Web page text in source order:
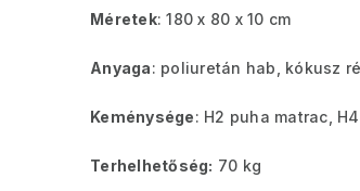
Méretek: 180 x 80 x 10 cm
Anyaga: poliuretán hab, kókusz
Keménysége: H2 puha matrac,
Terhelhetőség: 70 kg